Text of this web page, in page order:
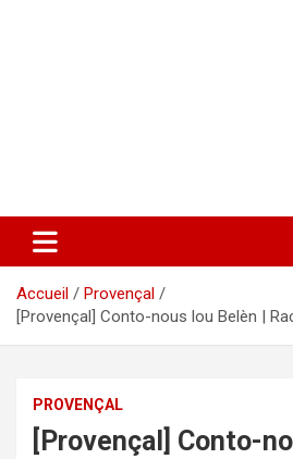
Accueil
Provençal
[Provençal] Conto-nous lou Belèn |
PROVENÇAL
[Provençal] Conto-